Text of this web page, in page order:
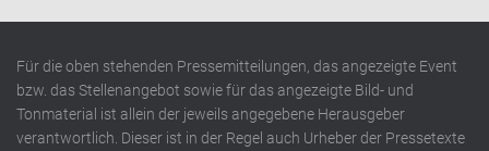
Für die oben stehenden Pressemitteilungen, das angezeigte Event
bzw. das Stellenangebot sowie für das angezeigte Bild- und
Tonmaterial ist allein der jeweils angegebene Herausgeber
verantwortlich. Dieser ist in der Regel auch Urheber der Pressetexte